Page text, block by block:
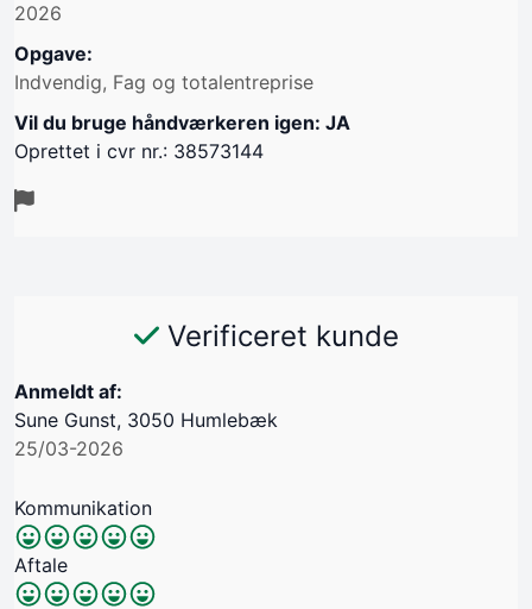
2026
Opgave:
Indvendig, Fag og totalentreprise
Vil du bruge håndværkeren igen: JA
Oprettet i cvr nr.: 38573144
Verificeret kunde
Anmeldt af:
Sune Gunst, 3050 Humlebæk
25/03-2026
Kommunikation
Aftale